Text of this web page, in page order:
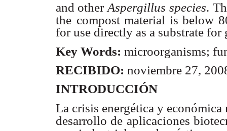
and other Aspergillus species.
the compost material is below
for use directly as a substrate for
Key Words: microorganisms;
RECIBIDO: noviembre 27,
INTRODUCCIÓN
La crisis energética y
desarrollo de aplicaciones